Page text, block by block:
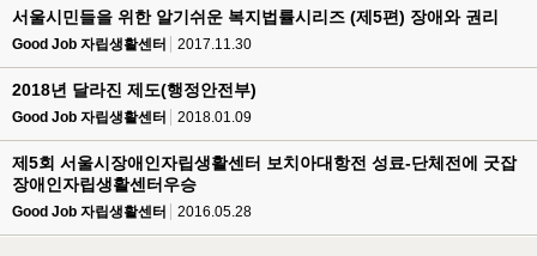
서울시민들을 위한 알기쉬운 복지법률시리즈 (제5편) 장애와 권리
Good Job 자립생활센터 2017.11.30
2018년 달라진 제도(행정안전부)
Good Job 자립생활센터 2018.01.09
제5회 서울시장애인자립생활센터 보치아대항전 성료-단체전에 굿잡
장애인자립생활센터우승
Good Job 자립생활센터 2016.05.28